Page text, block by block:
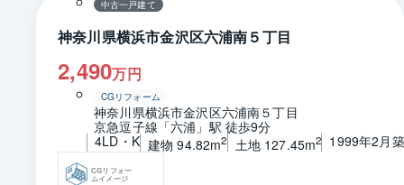
中古一戸建て
神奈川県横浜市金沢区六浦南５丁目
2,490万円
CGリフォーム
神奈川県横浜市金沢区六浦南５丁目
京急逗子線「六浦」駅 徒歩9分
4LD・K 建物 94.82m2 土地 127.45m2 1999年2月築
CGリフォー
ムイメージ